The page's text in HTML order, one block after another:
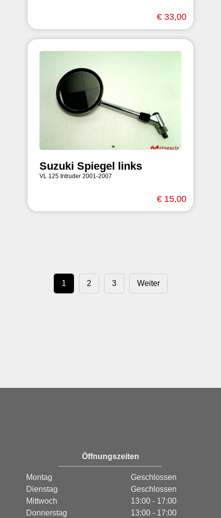
€ 33,00
Suzuki Spiegel links
VL 125 Intruder 2001-2007
€ 15,00
1 2 3 Weiter
Öffnungszeiten
Montag
Geschlossen
Dienstag
Geschlossen
Mittwoch
13:00 - 17:00
Donnerstag
13:00 - 17:00